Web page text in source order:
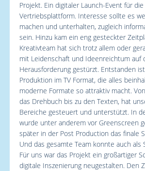
Projekt. Ein digitaler Launch-Event für
Vertriebsplattform. Interesse sollte es
machen und unterhalten, zugleich
sein. Hinzu kam ein eng gesteckter
Kreativteam hat sich trotz allem oder
mit Leidenschaft und Ideenreichtum auf
Herausforderung gestürzt. Entstanden
Produktion im TV Format, die alles
moderne Formate so attraktiv macht.
das Drehbuch bis zu den Texten, hat
Bereiche gesteuert und unterstützt. In
wurde unter anderem vor Greenscreen
später in der Post Production das finale
Und das gesamte Team konnte auch als
Für uns war das Projekt ein großartiger
digitale Inszenierung neugestalten. Den